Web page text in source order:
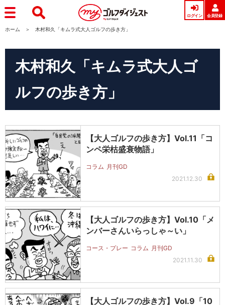
ログイン 会員登録
ホーム 木村和久「キムラ式大人ゴルフの歩き方」
木村和久「キムラ式大人ゴ
ルフの歩き方」
【大人ゴルフの歩き方】Vol.11「コ
ンペ栄枯盛衰物語」
コラム 月刊GD
2021.12.30
【大人ゴルフの歩き方】Vol.10「メ
ンバーさんいらっしゃ～い」
コース・プレー コラム 月刊GD
2021.11.30
【大人ゴルフの歩き方】Vol.9「10